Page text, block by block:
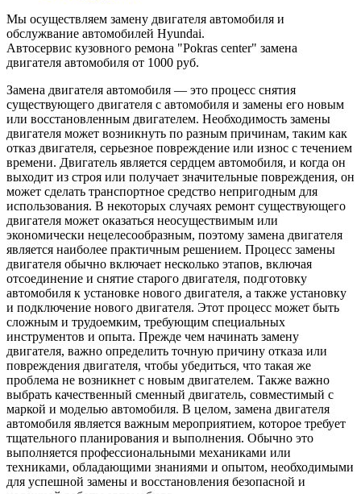
Мы осуществляем замену двигателя автомобиля и
обслужвание автомобилей Hyundai.
Автосервис кузовного ремона "Pokras center" замена
двигателя автомобиля от 1000 руб.
Замена двигателя автомобиля — это процесс снятия
существующего двигателя с автомобиля и замены его новым
или восстановленным двигателем. Необходимость замены
двигателя может возникнуть по разным причинам, таким как
отказ двигателя, серьезное повреждение или износ с течением
времени. Двигатель является сердцем автомобиля, и когда он
выходит из строя или получает значительные повреждения, он
может сделать транспортное средство непригодным для
использования. В некоторых случаях ремонт существующего
двигателя может оказаться неосуществимым или
экономически нецелесообразным, поэтому замена двигателя
является наиболее практичным решением. Процесс замены
двигателя обычно включает несколько этапов, включая
отсоединение и снятие старого двигателя, подготовку
автомобиля к установке нового двигателя, а также установку
и подключение нового двигателя. Этот процесс может быть
сложным и трудоемким, требующим специальных
инструментов и опыта. Прежде чем начинать замену
двигателя, важно определить точную причину отказа или
повреждения двигателя, чтобы убедиться, что такая же
проблема не возникнет с новым двигателем. Также важно
выбрать качественный сменный двигатель, совместимый с
маркой и моделью автомобиля. В целом, замена двигателя
автомобиля является важным мероприятием, которое требует
тщательного планирования и выполнения. Обычно это
выполняется профессиональными механиками или
техниками, обладающими знаниями и опытом, необходимыми
для успешной замены и восстановления безопасной и